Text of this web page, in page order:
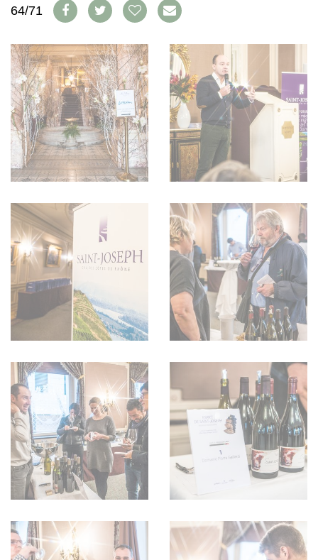
ABO
ARCHIV
VORTEILSWELT
BÜCHER
WEINSZENE
PORTRAITS
VINOPHILES
ARCHIV
ANMELDEN
AWARDS
GEWINNSPIELE
VORTEILSWELT
TRINKREIFETABELLE
ABO
WEINSUCHE
NEWSLETTER
REDAKTION
JOBS
WERBUNG
PRESSE
IMPRESSUM
AGB & DATENSCHUTZ
64/71